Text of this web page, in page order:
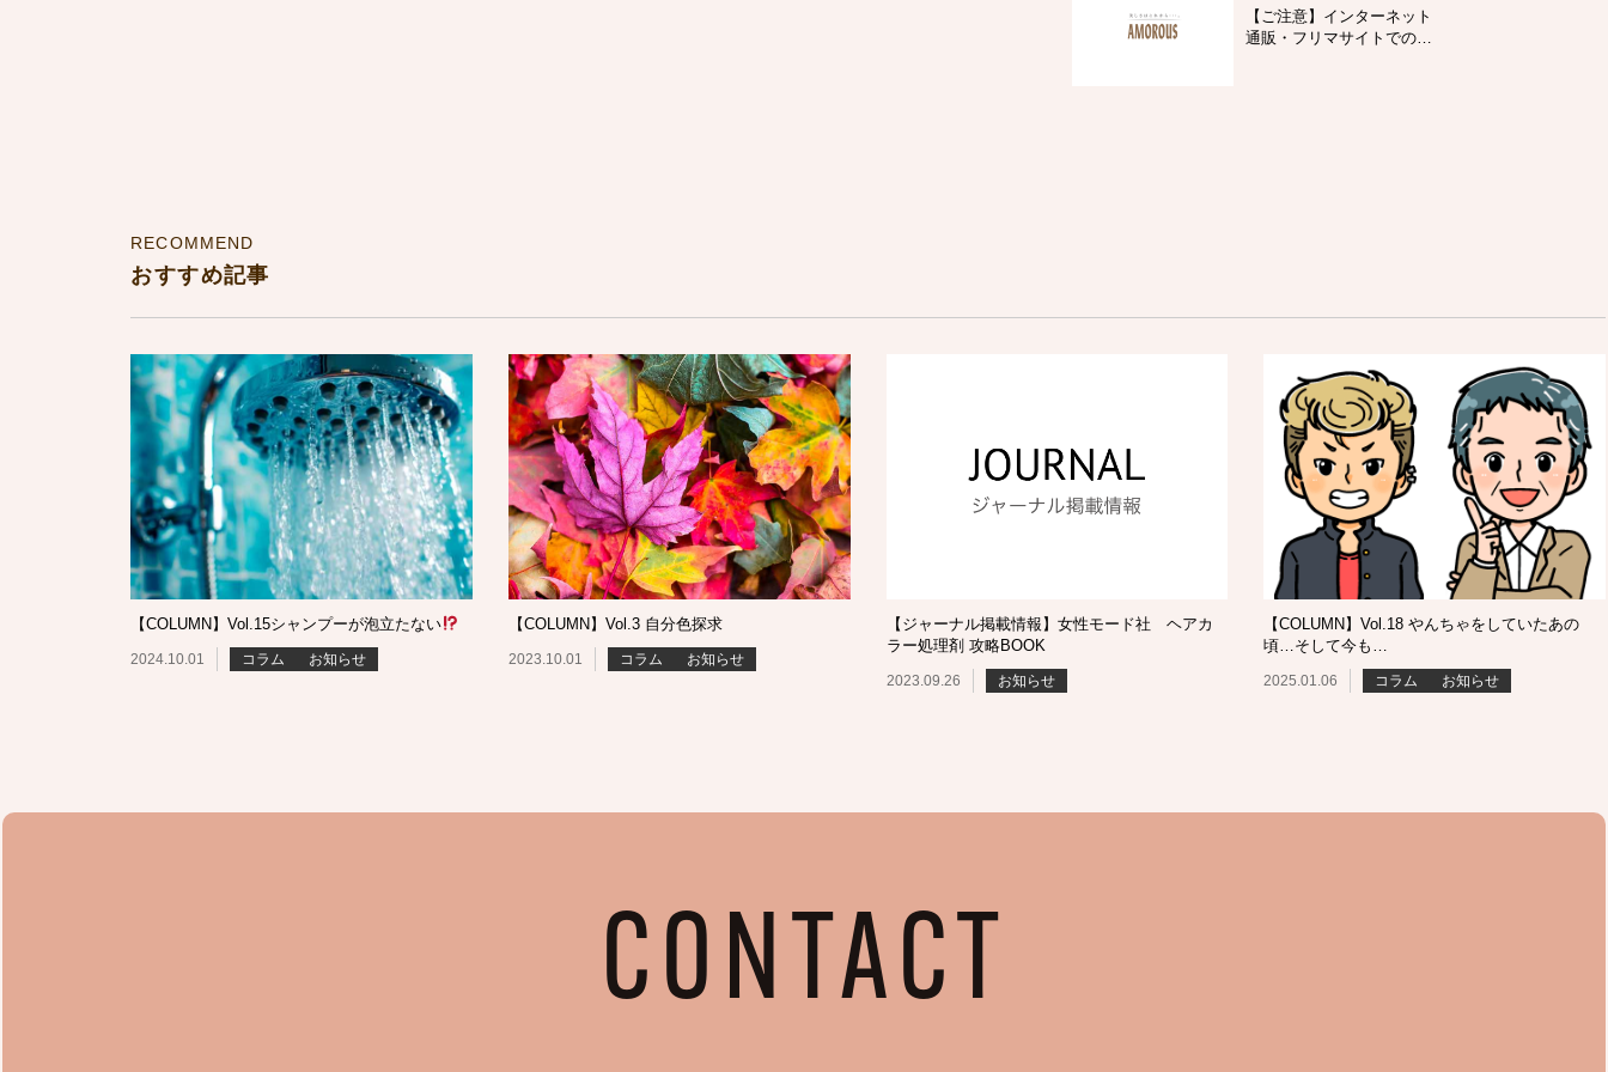
【ご注意】インターネット
通販・フリマサイトでの製
RECOMMEND
おすすめ記事
【COLUMN】Vol.15シャンプーが泡立たない
2024.10.01 コラム お知らせ
【COLUMN】Vol.3 自分色探求
2023.10.01 コラム お知らせ
【ジャーナル掲載情報】女性モード社 ヘアカ
ラー処理剤 攻略BOOK
2023.09.26 お知らせ
【COLUMN】Vol.18 やんちゃをしていたあの
頃…そして今も…
2025.01.06 コラム お知らせ
CONTACT